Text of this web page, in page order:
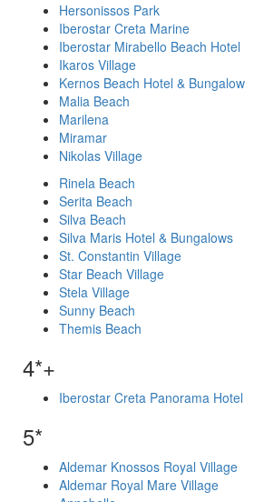
Hersonissos Park
Iberostar Creta Marine
Iberostar Mirabello Beach Hotel
Ikaros Village
Kernos Beach Hotel & Bungalow
Malia Beach
Marilena
Miramar
Nikolas Village
Rinela Beach
Serita Beach
Silva Beach
Silva Maris Hotel & Bungalows
St. Constantin Village
Star Beach Village
Stela Village
Sunny Beach
Themis Beach
4*+
Iberostar Creta Panorama Hotel
5*
Aldemar Knossos Royal Village
Aldemar Royal Mare Village